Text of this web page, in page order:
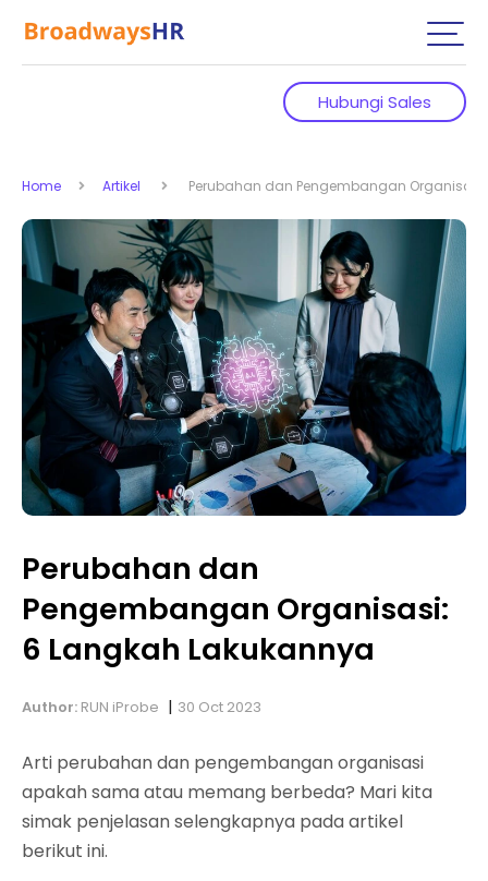
Hubungi Sales
Home Artikel Perubahan dan Pengembangan
Perubahan dan
Pengembangan Organisasi:
6 Langkah Lakukannya
Author: RUN iProbe | 30 Oct 2023
Arti perubahan dan pengembangan organisasi
apakah sama atau memang berbeda? Mari kita
simak penjelasan selengkapnya pada artikel
berikut ini.